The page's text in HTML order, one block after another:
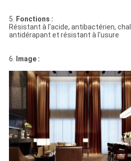
5. Fonctions :
Résistant à l'acide, antibactérien,
antidérapant et résistant à l'usure
6. Image :